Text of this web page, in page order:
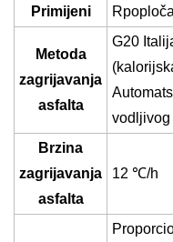
Primijeni
R
Metoda
zagrijavanja
asfalta
G20
vodljivog
Brzina
zagrijavanja
asfalta
12 ℃/h